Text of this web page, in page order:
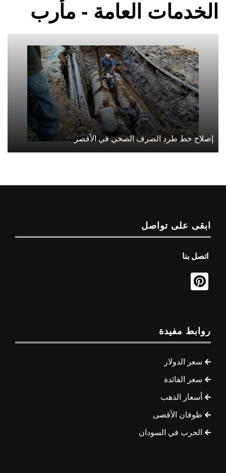
الخدمات العامة - مأرب
إصلاح خط طرد الصرف الصحي في الأقصر
ابقى على تواصل
اتصل بنا
روابط مفيدة
سعر الدولار
سعر الفائدة
أسعار الذهب
طوفان الأقصى
الحرب في السودان